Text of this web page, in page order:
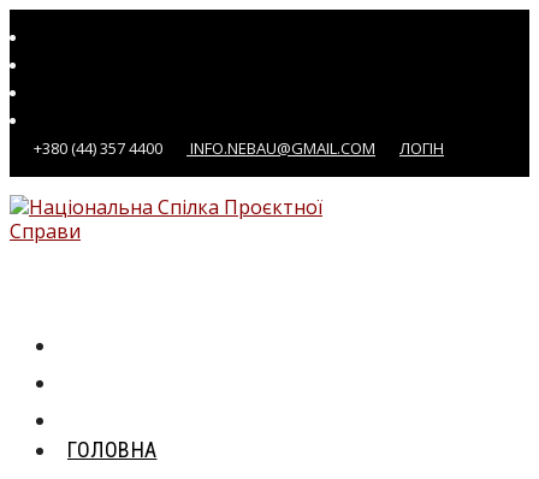
до
вмісту
+380 (44) 357 4400 INFO.NEBAU@GMAIL.COM ЛОГІН
ГОЛОВНА